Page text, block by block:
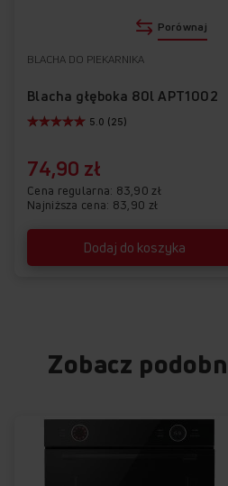
74,90 zł
Cena regularna 83,90 zł
Najniższa cena: 83,90 zł
BLACHA DO PIEKARNIKA
Blacha głęboka 80l APT1002
Dodaj do koszyka
5.0 (25)
Porównaj
Zobacz